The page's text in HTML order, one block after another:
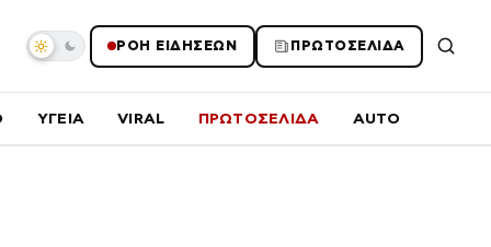
ΡΟΗ ΕΙΔΗΣΕΩΝ ΠΡΩΤΟΣΕΛΙΔΑ
ΥΓΕΙΑ VIRAL ΠΡΩΤΟΣΕΛΙΔΑ AUTO